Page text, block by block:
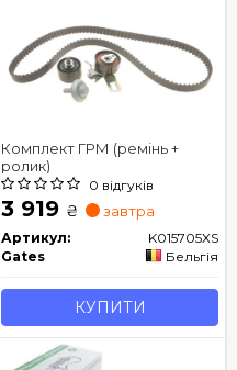
Комплект ГРМ (ремінь +
ролик)
0 відгуків
3 919 ₴ завтра
Артикул:
K015705XS
Gates
Бельгія
КУПИТИ